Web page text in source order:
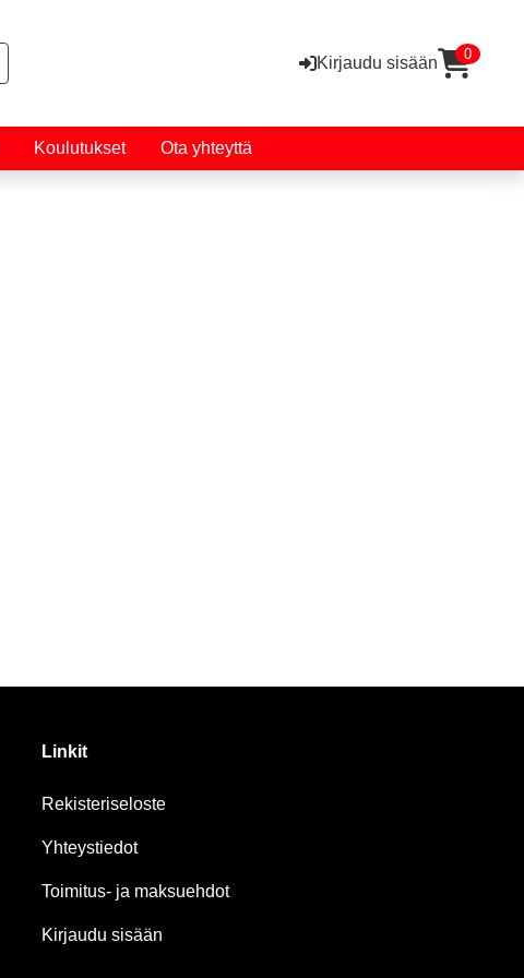
Kirjaudu sisään 0
Koulutukset Ota yhteyttä
Linkit
Rekisteriseloste
Yhteystiedot
Toimitus- ja maksuehdot
Kirjaudu sisään